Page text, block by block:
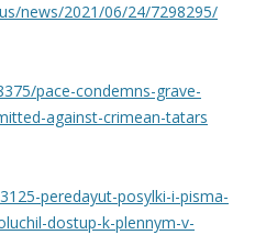
news/2021/06/24/7298295/
pace-condemns-grave-
against-crimean-tatars
peredayut-posylki-i-pisma-
dostup-k-plennym-v-